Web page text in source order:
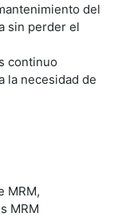
del
sin perder el
continuo
la necesidad de
MRM,
MRM